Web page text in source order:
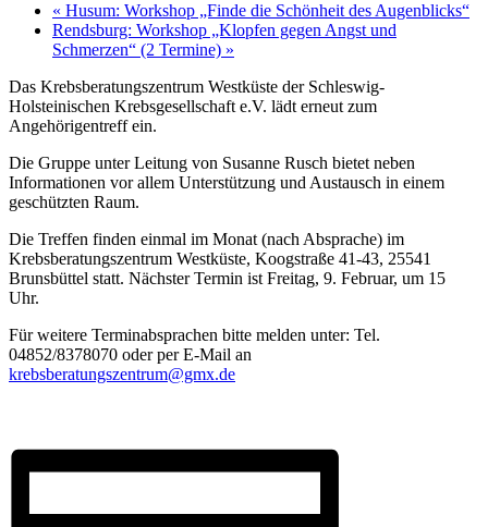
« Husum: Workshop „Finde die Schönheit des Augenblicks“
Rendsburg: Workshop „Klopfen gegen Angst und
Schmerzen“ (2 Termine) »
Das Krebsberatungszentrum Westküste der Schleswig-
Holsteinischen Krebsgesellschaft e.V. lädt erneut zum
Angehörigentreff ein.
Die Gruppe unter Leitung von Susanne Rusch bietet neben
Informationen vor allem Unterstützung und Austausch in einem
geschützten Raum.
Die Treffen finden einmal im Monat (nach Absprache) im
Krebsberatungszentrum Westküste, Koogstraße 41-43, 25541
Brunsbüttel statt. Nächster Termin ist Freitag, 9. Februar, um 15
Uhr.
Für weitere Terminabsprachen bitte melden unter: Tel.
04852/8378070 oder per E-Mail an
krebsberatungszentrum@gmx.de